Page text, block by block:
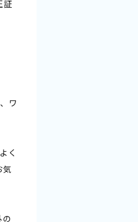
証
ワ
く
気